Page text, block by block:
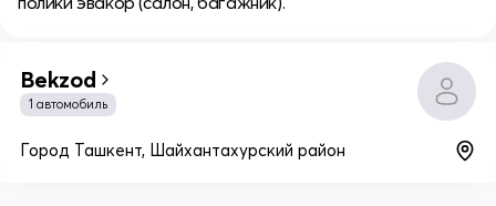
Bekzod
1 автомобиль
Город Ташкент, Шайхантахурский район